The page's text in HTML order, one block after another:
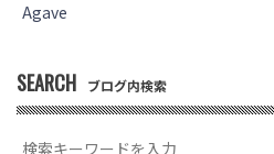
Agave
SEARCH ブログ内検索